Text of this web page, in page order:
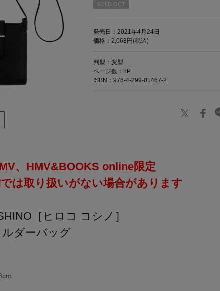
SOLD OUT
発売日：2021年4月24日
価格：2,068円(税込)
判型：変型
ページ数：8P
ISBN：978-4-299-01467-2
、HMV&BOOKS online限定
は取り扱いがない場合があります
［ヒロコ コシノ］
ダーバッグ